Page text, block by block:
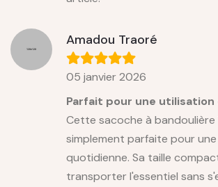
Amadou Traoré
05 janvier 2026
Parfait pour une
Cette sacoche à
simplement parfaite pour
quotidienne. Sa taille
transporter l'essentiel sans